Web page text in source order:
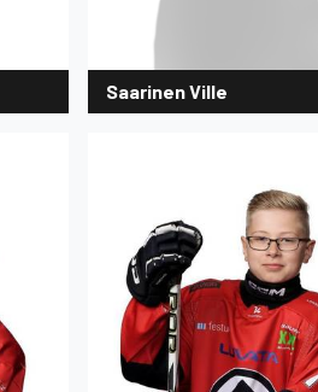
Saarinen Ville